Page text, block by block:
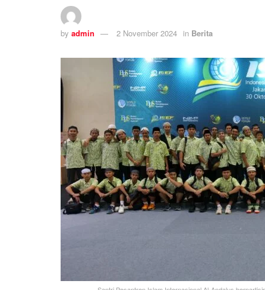
by admin 2 November 2024 in Berita